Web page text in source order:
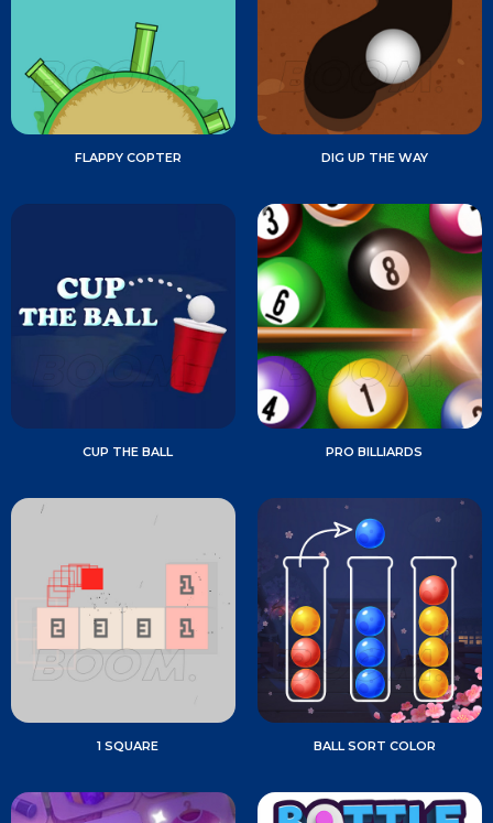
FLAPPY COPTER DIG UP THE WAY
CUP THE BALL PRO BILLIARDS
1 SQUARE BALL SORT COLOR